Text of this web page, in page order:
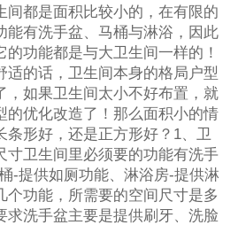
间都是面积比较小的，在有限的
能有洗手盆、马桶与淋浴，因此
功能都是与大卫生间一样的！
适的话，卫生间本身的格局户型
，如果卫生间太小不好布置，就
的优化改造了！那么面积小的情
条形好，还是正方形好？1、卫
寸卫生间里必须要的功能有洗手
-提供如厕功能、淋浴房-提供淋
个功能，所需要的空间尺寸是多
洗手盆主要是提供刷牙、洗脸